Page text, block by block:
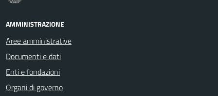
AMMINISTRAZIONE
Aree amministrative
Documenti e dati
Enti e fondazioni
Organi di governo